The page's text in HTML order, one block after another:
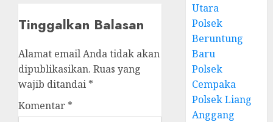
Tinggalkan Balasan
Alamat email Anda tidak akan
dipublikasikan. Ruas yang
wajib ditandai *
Komentar *
Utara
Polsek
Beruntung
Baru
Polsek
Cempaka
Polsek Liang
Anggang